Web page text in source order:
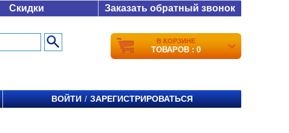
Скидки Заказать обратный звонок
В КОРЗИНЕ
ТОВАРОВ : 0
ВОЙТИ / ЗАРЕГИСТРИРОВАТЬСЯ